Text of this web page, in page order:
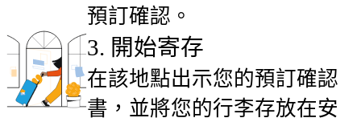
預訂確認。
3. 開始寄存
在該地點出示您的預訂確認
書，並將您的行李存放在安